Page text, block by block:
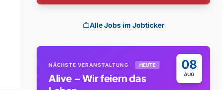
workAlle Jobs im Jobticker
08
AUG
NÄCHSTE VERANSTALTUNG HEUTE
Alive – Wir feiern das